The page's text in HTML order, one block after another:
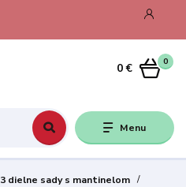
Menu
0
0 €
3 dielne sady s mantinelom